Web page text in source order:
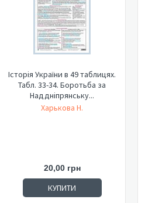
Історія України в 49 таблицях.
Табл. 33-34. Боротьба за
Наддніпрянську...
Харькова Н.
20,00 грн
КУПИТИ